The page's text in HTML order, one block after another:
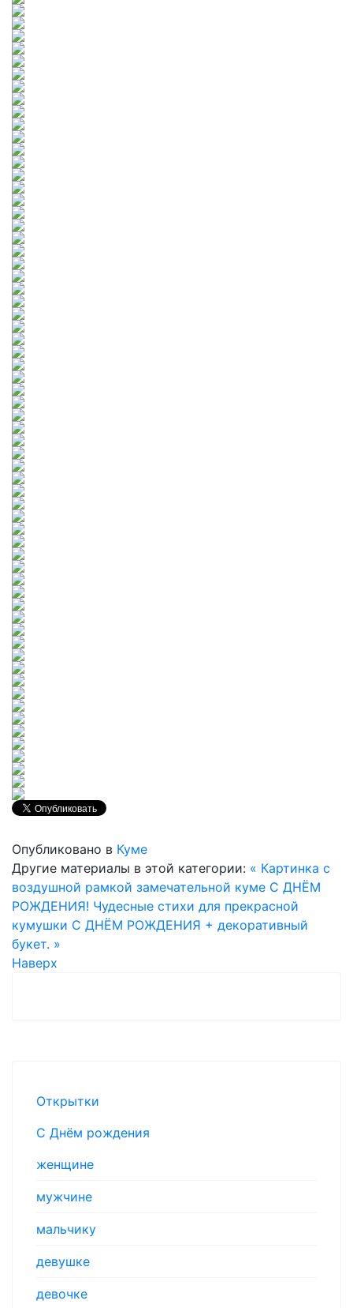
Опубликовано в Куме
Другие материалы в этой категории: « Картинка с
воздушной рамкой замечательной куме С ДНЁМ
РОЖДЕНИЯ! Чудесные стихи для прекрасной
кумушки С ДНЁМ РОЖДЕНИЯ + декоративный
букет. »
Наверх
Открытки
С Днём рождения
женщине
мужчине
мальчику
девушке
девочке